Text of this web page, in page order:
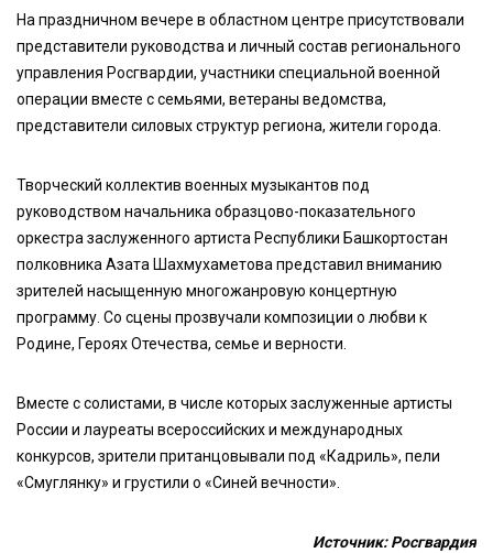
На праздничном вечере в областном центре присутствовали
представители руководства и личный состав регионального
управления Росгвардии, участники специальной военной
операции вместе с семьями, ветераны ведомства,
представители силовых структур региона, жители города.
Творческий коллектив военных музыкантов под
руководством начальника образцово-показательного
оркестра заслуженного артиста Республики Башкортостан
полковника Азата Шахмухаметова представил вниманию
зрителей насыщенную многожанровую концертную
программу. Со сцены прозвучали композиции о любви к
Родине, Героях Отечества, семье и верности.
Вместе с солистами, в числе которых заслуженные артисты
России и лауреаты всероссийских и международных
конкурсов, зрители пританцовывали под «Кадриль», пели
«Смуглянку» и грустили о «Синей вечности».
Источник: Росгвардия